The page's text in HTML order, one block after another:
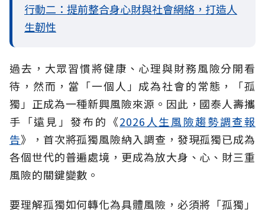
行動二：提前整合身心財與社會網絡，打造人
生韌性
過去，大眾習慣將健康、心理與財務風險分開看
待，然而，當「一個人」成為社會的常態，「孤
獨」正成為一種新興風險來源。因此，國泰人壽攜
手「遠見」發布的《2026人生風險趨勢調查報
告》，首次將孤獨風險納入調查，發現孤獨已成為
各個世代的普遍處境，更成為放大身、心、財三重
風險的關鍵變數。
要理解孤獨如何轉化為具體風險，必須將「孤獨」